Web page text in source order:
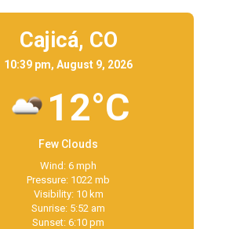
Cajicá, CO
10:39 pm, August 9, 2026
12°C
Few Clouds
Wind: 6 mph
Pressure: 1022 mb
Visibility: 10 km
Sunrise: 5:52 am
Sunset: 6:10 pm